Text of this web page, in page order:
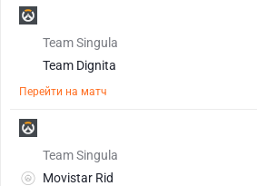
Team Singula
Team Dignita
Перейти на матч
Team Singula
Movistar Rid